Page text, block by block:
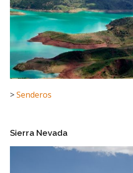
>Senderos
Sierra Nevada